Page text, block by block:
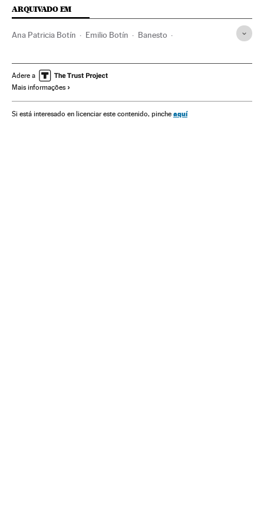
ARQUIVADO EM
Ana Patricia Botín Emilio Botín Banesto
Recessão econômica Bancos
Empresas
Finanças
Adere a
Mais informações
Si está interesado en licenciar este contenido, pinche aquí